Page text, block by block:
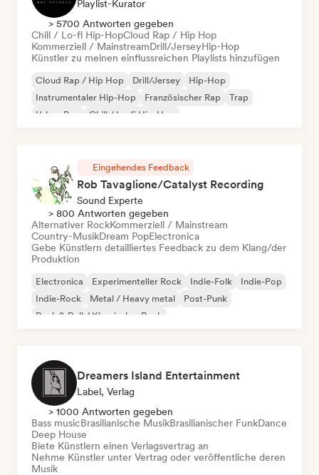
Playlist-Kurator
> 5700 Antworten gegeben
Chill / Lo-fi Hip-HopCloud Rap / Hip Hop
Kommerziell / MainstreamDrill/JerseyHip-Hop
Künstler zu meinen einflussreichen Playlists hinzufügen
Cloud Rap / Hip Hop Drill/Jersey
Hip-Hop
Instrumentaler Hip-Hop
Französischer Rap
Trap
Urban Pop
Chill / Lo-fi Hip-Hop
Eingehendes Feedback
Rob Tavaglione/Catalyst Recording
Sound Experte
> 800 Antworten gegeben
Alternativer RockKommerziell / Mainstream
Country-MusikDream PopElectronica
Gebe Künstlern detailliertes Feedback zu dem Klang/der
Produktion
Electronica Experimenteller Rock Indie-Folk
Indie-Pop
Indie-Rock
Metal / Heavy metal
Post-Punk
Rock & Roll / Klassischer Rock
Dreamers Island Entertainment
Label, Verlag
> 1000 Antworten gegeben
Bass musicBrasilianische MusikBrasilianischer FunkDance
Deep House
Biete Künstlern einen Verlagsvertrag an
Nehme Künstler unter Vertrag oder veröffentliche deren
Musik